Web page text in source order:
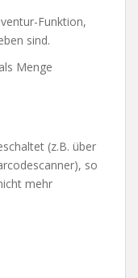
Funktion,
sind.
Menge
(z.B. über
so
mehr